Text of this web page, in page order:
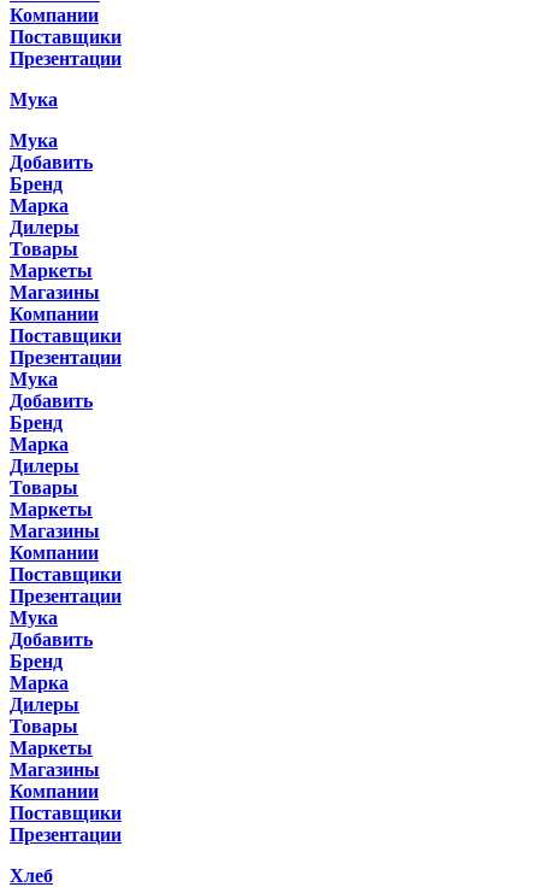
Компании
Поставщики
Презентации
Мука
Мука
Добавить
Бренд
Марка
Дилеры
Товары
Маркеты
Магазины
Компании
Поставщики
Презентации
Мука
Добавить
Бренд
Марка
Дилеры
Товары
Маркеты
Магазины
Компании
Поставщики
Презентации
Мука
Добавить
Бренд
Марка
Дилеры
Товары
Маркеты
Магазины
Компании
Поставщики
Презентации
Хлеб